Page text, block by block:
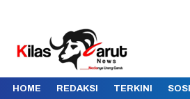
HOME REDAKSI TERKINI